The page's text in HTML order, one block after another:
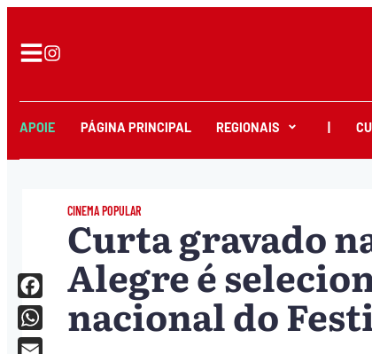
APOIE PÁGINA PRINCIPAL REGIONAIS
CINEMA POPULAR
Curta gravado
Alegre é
nacional do
Facebook
WhatsApp